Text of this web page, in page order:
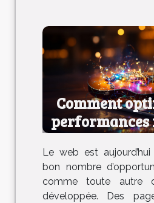
Comment
performances
en
Le web est
bon nombre
comme toute autre
développée. Des